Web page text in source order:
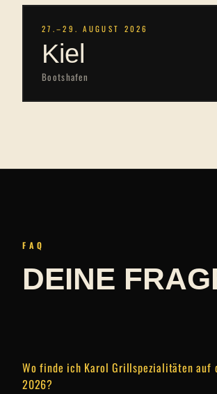
27.–29. AUGUST 2026
Kiel
Bootshafen
FAQ
DEINE
Wo finde ich Karol Grillspezialitäten auf
2026?